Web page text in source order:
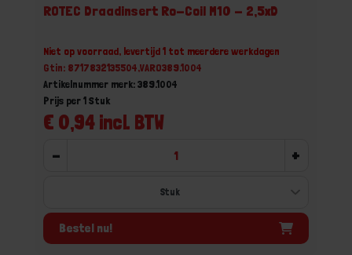
ROTEC Draadinsert Ro-Coil M10 - 2,5xD
Niet op voorraad, levertijd 1 tot meerdere werkdagen
Gtin: 8717832135504,VARO389.1004
Artikelnummer merk: 389.1004
€ 0,94 incl. BTW
Prijs per 1 Stuk
- +
Bestel nu!